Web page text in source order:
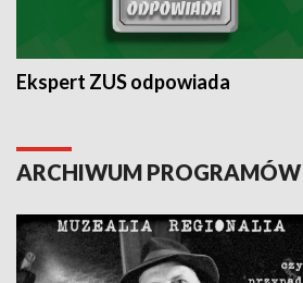
Ekspert ZUS odpowiada
ARCHIWUM PROGRAMÓW